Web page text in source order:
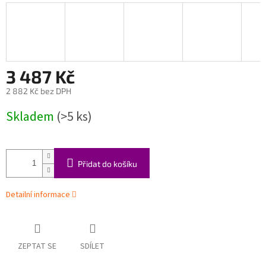
3 487 Kč
2 882 Kč bez DPH
cena:
Skladem (>5 ks)
Přidat do košíku
Detailní informace
ZEPTAT SE SDÍLET